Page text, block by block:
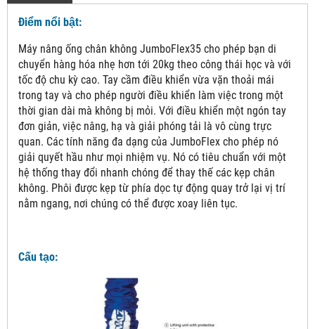
Điểm nổi bật:
Máy nâng ống chân không JumboFlex35 cho phép bạn di
chuyển hàng hóa nhẹ hơn tới 20kg theo công thái học và với
tốc độ chu kỳ cao. Tay cầm điều khiển vừa vặn thoải mái
trong tay và cho phép người điều khiển làm việc trong một
thời gian dài mà không bị mỏi. Với điều khiển một ngón tay
đơn giản, việc nâng, hạ và giải phóng tải là vô cùng trực
quan. Các tính năng đa dạng của JumboFlex cho phép nó
giải quyết hầu như mọi nhiệm vụ. Nó có tiêu chuẩn với một
hệ thống thay đổi nhanh chóng để thay thế các kẹp chân
không. Phôi được kẹp từ phía dọc tự động quay trở lại vị trí
nằm ngang, nơi chúng có thể được xoay liên tục.
Cấu tạo: